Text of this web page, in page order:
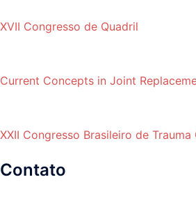
XVII Congresso de Quadril
Current Concepts in Joint
XXII Congresso Brasileiro de
Contato